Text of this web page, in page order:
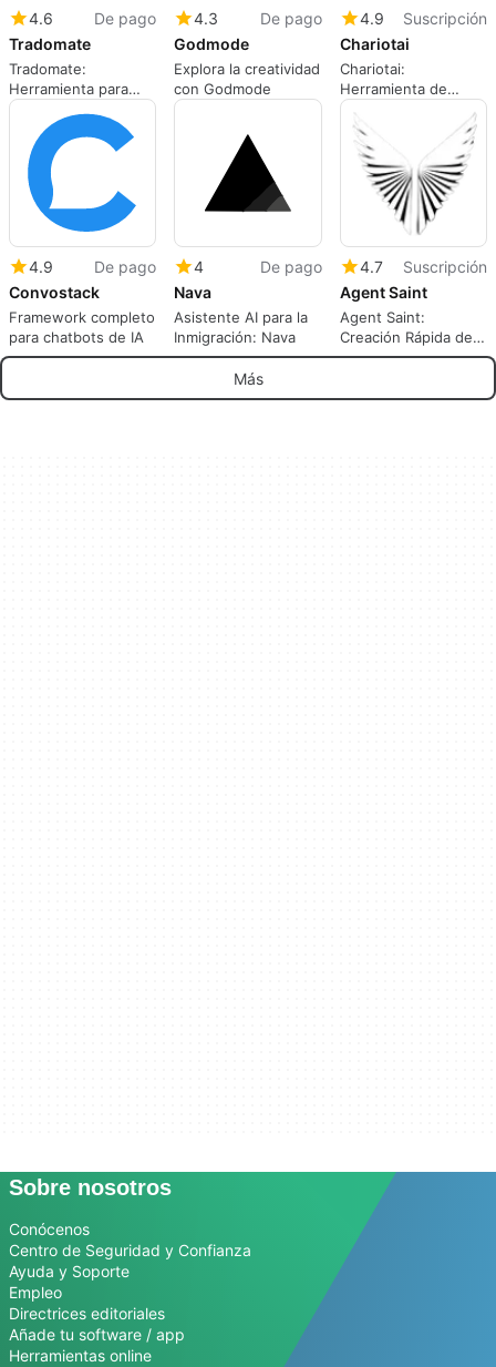
4.6
De pago
Tradomate
Tradomate:
Herramienta para
Creación de Agentes
4.3
De pago
Godmode
Explora la creatividad
con Godmode
4.9
Suscripción
Chariotai
Chariotai:
Herramienta de
Codificación de IA
Avanzada para
Desarrolladores
4.9
De pago
Convostack
Framework completo
para chatbots de IA
4
De pago
Nava
Asistente AI para la
Inmigración: Nava
4.7
Suscripción
Agent Saint
Agent Saint:
Creación Rápida de
Agentes AI
Más
Sobre nosotros
Conócenos
Centro de Seguridad y Confianza
Ayuda y Soporte
Empleo
Directrices editoriales
Añade tu software / app
Herramientas online